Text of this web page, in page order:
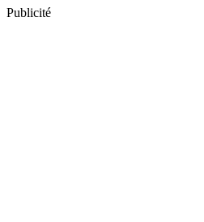
Publicité